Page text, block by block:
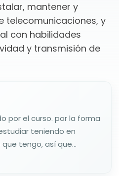
mantener y
telecomunicaciones, y
con habilidades
y transmisión de
por el curso. por la forma
teniendo en
tengo, así que
semana o mis guardias